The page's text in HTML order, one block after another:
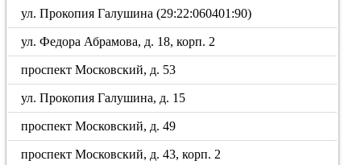
ул. Прокопия Галушина (29:22:060401:90)
ул. Федора Абрамова, д. 18, корп. 2
проспект Московский, д. 53
ул. Прокопия Галушина, д. 15
проспект Московский, д. 49
проспект Московский, д. 43, корп. 2